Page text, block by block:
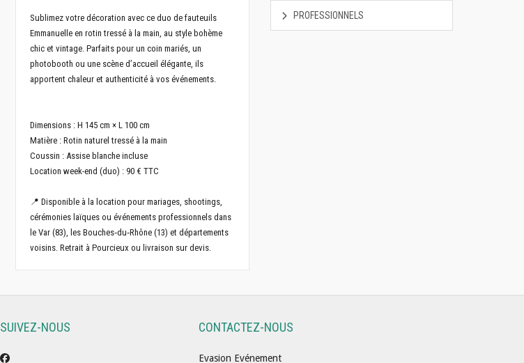
Sublimez votre décoration avec ce duo de fauteuils
Emmanuelle en rotin tressé à la main, au style bohème
chic et vintage. Parfaits pour un coin mariés, un
photobooth ou une scène d’accueil élégante, ils
apportent chaleur et authenticité à vos événements.
Dimensions : H 145 cm × L 100 cm
Matière : Rotin naturel tressé à la main
Coussin : Assise blanche incluse
Location week-end (duo) : 90 € TTC
📍 Disponible à la location pour mariages, shootings,
cérémonies laïques ou événements professionnels dans
le Var (83), les Bouches‑du‑Rhône (13) et départements
voisins. Retrait à Pourcieux ou livraison sur devis.
PROFESSIONNELS
SUIVEZ-NOUS CONTACTEZ-NOUS
Evasion Evénement